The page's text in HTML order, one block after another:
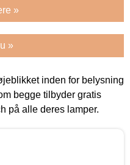
»
»
inden for belysning
begge tilbyder gratis
på alle deres lamper.